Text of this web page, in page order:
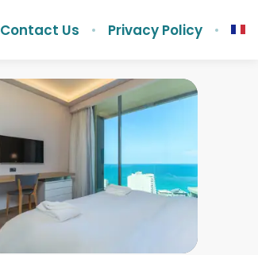
Contact Us Privacy Policy